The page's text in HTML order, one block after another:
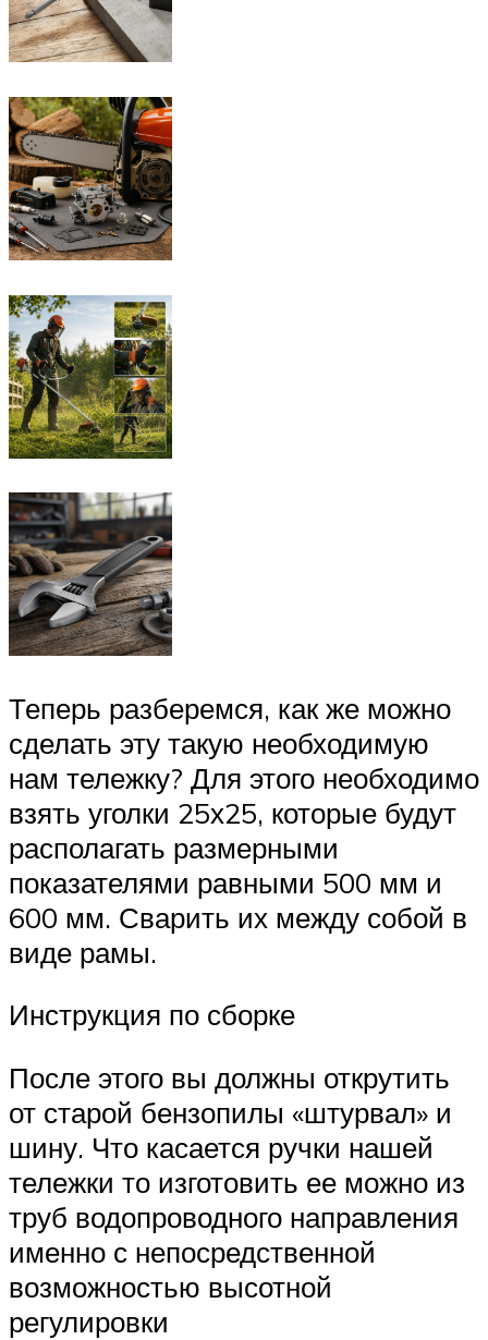
Теперь разберемся, как же можно
сделать эту такую необходимую
нам тележку? Для этого необходимо
взять уголки 25х25, которые будут
располагать размерными
показателями равными 500 мм и
600 мм. Сварить их между собой в
виде рамы.
Инструкция по сборке
После этого вы должны открутить
от старой бензопилы «штурвал» и
шину. Что касается ручки нашей
тележки то изготовить ее можно из
труб водопроводного направления
именно с непосредственной
возможностью высотной
регулировки